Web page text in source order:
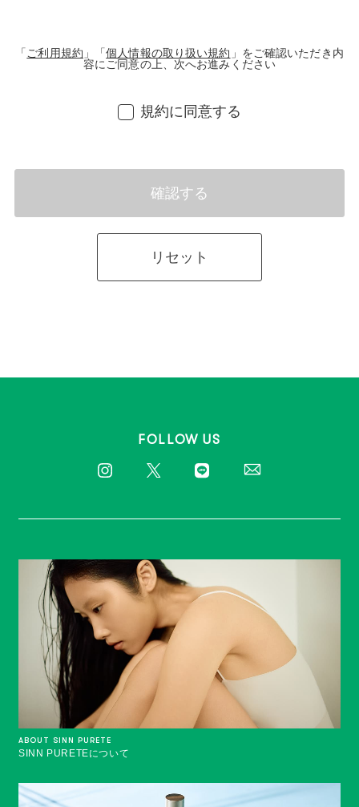
「ご利用規約 」「個人情報の取り扱い規約 」をご確認いただき内
容にご同意の上、次へお進みください
規約に同意する
リセット
確認する
FOLLOW US
ABOUT SINN PURETE
SINN PURETEについて